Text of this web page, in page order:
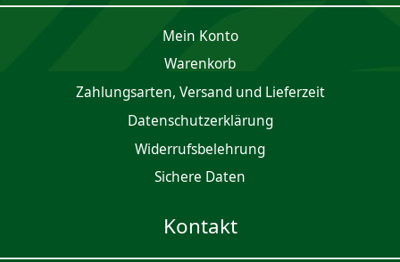
Mein Konto
Waren­korb
Zahlungsarten, Versand und Lieferzeit
Daten­schutz­er­klärung
Widerrufsbelehrung
Sichere Daten
Kontakt